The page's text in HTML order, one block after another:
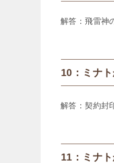
解答：飛雷神
10：ミナ
解答：契約封
11：ミナ